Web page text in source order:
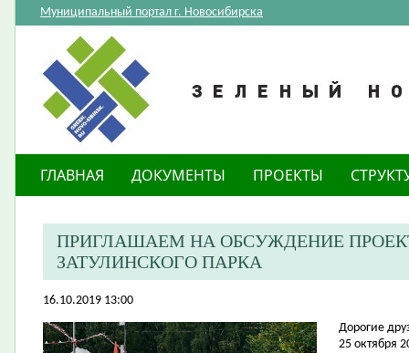
Муниципальный портал г. Новосибирска
ГЛАВНАЯ ДОКУМЕНТЫ ПРОЕКТЫ
ПРИГЛАШАЕМ НА ОБСУЖДЕНИЕ
ЗАТУЛИНСКОГО ПАРКА
16.10.2019 13:00
​Дорогие
25 октября